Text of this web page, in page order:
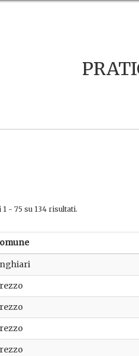
- 75 su 134 risultati.